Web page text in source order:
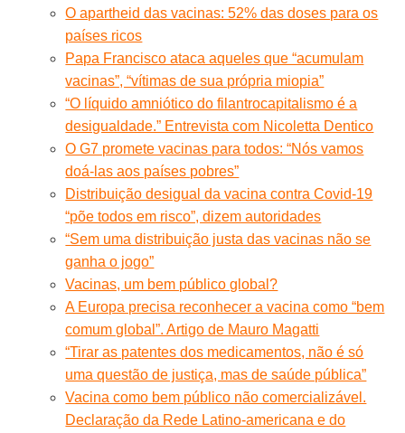
O apartheid das vacinas: 52% das doses para os
países ricos
Papa Francisco ataca aqueles que “acumulam
vacinas”, “vítimas de sua própria miopia”
“O líquido amniótico do filantrocapitalismo é a
desigualdade.” Entrevista com Nicoletta Dentico
O G7 promete vacinas para todos: “Nós vamos
doá-las aos países pobres”
Distribuição desigual da vacina contra Covid-19
“põe todos em risco”, dizem autoridades
“Sem uma distribuição justa das vacinas não se
ganha o jogo”
Vacinas, um bem público global?
A Europa precisa reconhecer a vacina como “bem
comum global”. Artigo de Mauro Magatti
“Tirar as patentes dos medicamentos, não é só
uma questão de justiça, mas de saúde pública”
Vacina como bem público não comercializável.
Declaração da Rede Latino-americana e do